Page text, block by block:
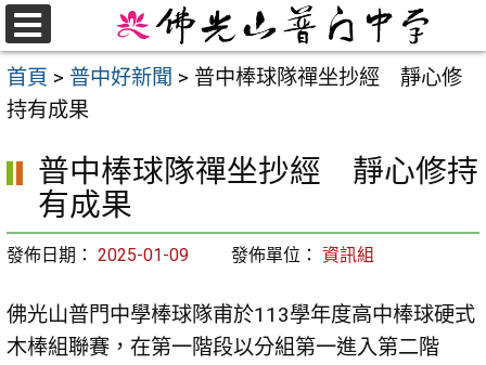
跳
至
主
要
首頁 > 普中好新聞 > 普中棒球隊禪坐抄經 靜心修
持有成果
普中棒球隊禪坐抄經 靜心修持
有成果
發佈日期： 2025-01-09 發佈單位： 資訊組
佛光山普門中學棒球隊甫於113學年度高中棒球硬式
木棒組聯賽，在第一階段以分組第一進入第二階
選
單